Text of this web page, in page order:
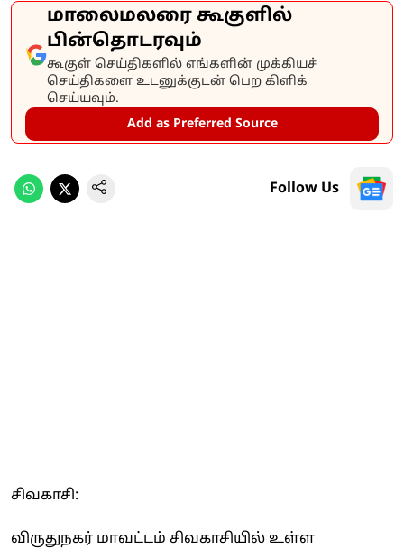
மாலைமலரை கூகுளில்
பின்தொடரவும்
கூகுள் செய்திகளில் எங்களின் முக்கியச்
செய்திகளை உடனுக்குடன் பெற கிளிக்
செய்யவும்.
Add as Preferred Source
Follow Us
சிவகாசி:
விருதுநகர் மாவட்டம் சிவகாசியில் உள்ள